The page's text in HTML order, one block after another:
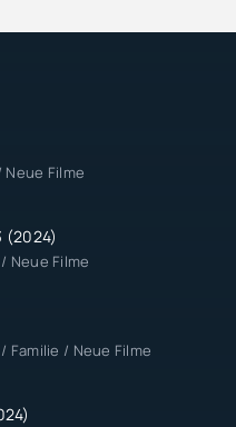
Filme
(2024)
Neue Filme
/ Neue Filme